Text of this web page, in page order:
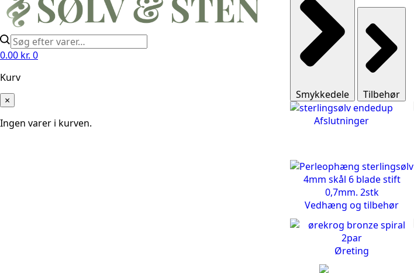
0.00 kr. 0
Kurv
×
Ingen varer i kurven.
Smykkedele Tilbehør
Afslutninger
Vedhæng og tilbehør
Øreting